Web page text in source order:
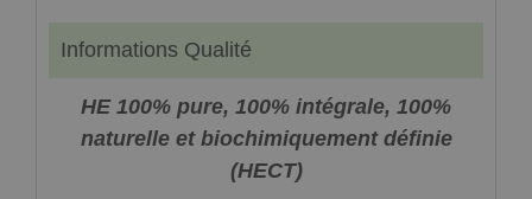
Informations Qualité
HE 100% pure, 100% intégrale, 100%
naturelle et biochimiquement définie
(HECT)